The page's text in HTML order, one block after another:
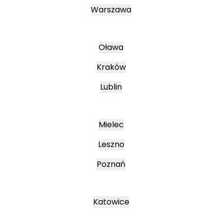
Warszawa
Oława
Kraków
Lublin
Mielec
Leszno
Poznań
Katowice